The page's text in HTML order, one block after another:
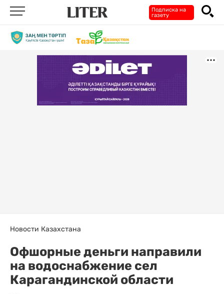
Подписка на
газету
Новости Казахстана
Офшорные деньги направили
на водоснабжение сел
Карагандинской области